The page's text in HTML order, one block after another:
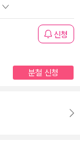
신청
분철 신청